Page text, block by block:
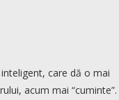
care dă o mai
acum mai “cuminte”.